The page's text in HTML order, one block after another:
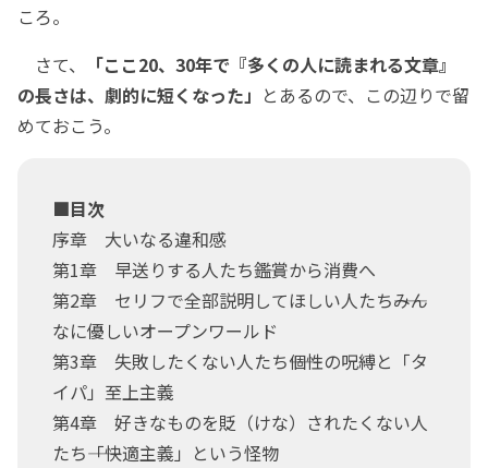
ころ。
さて、
「ここ20、30年で『多くの人に読まれる文章』
の長さは、劇的に短くなった」 とあるので、この辺りで留
めておこう。
■目次
序章 大いなる違和感
第1章 早送りする人たち――鑑賞から消費へ
第2章 セリフで全部説明してほしい人たち――みん
なに優しいオープンワールド
第3章 失敗したくない人たち――個性の呪縛と「タ
イパ」至上主義
第4章 好きなものを貶（けな）されたくない人
たち――「快適主義」という怪物